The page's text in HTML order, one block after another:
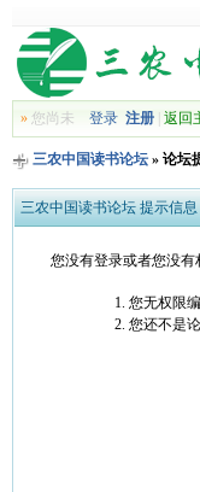
»您尚未 登录 注册| 返回
三农中国读书论坛» 论坛
三农中国读书论坛 提示信息
您没有登录或者您没
您无权限
您还不是